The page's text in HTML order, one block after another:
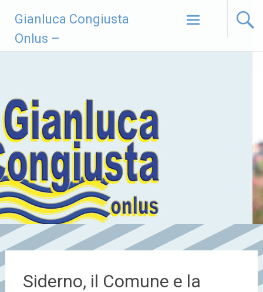
contenuto
Gianluca Congiusta
Onlus –
Siderno, il Comune e la